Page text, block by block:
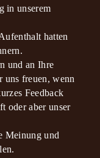
in unserem
hatten
und an Ihre
uns freuen, wenn
Feedback
oder aber unser
Meinung und